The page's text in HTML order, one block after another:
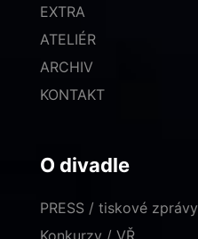
EXTRA
ATELIÉR
ARCHIV
KONTAKT
O divadle
PRESS / tiskové zprávy